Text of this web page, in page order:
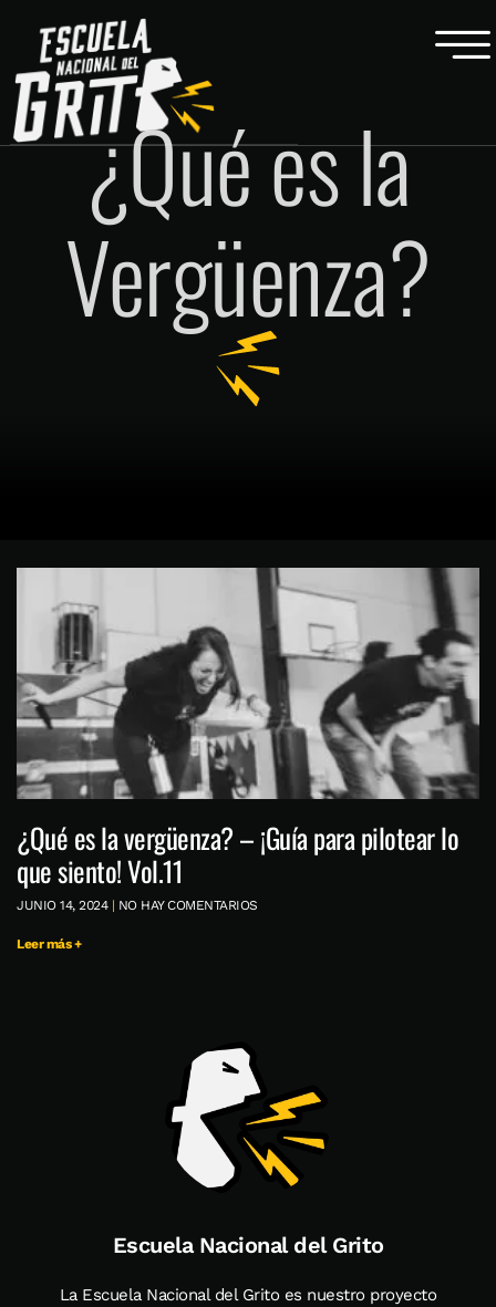
¿Qué es la
Vergüenza?
¿Qué es la vergüenza? – ¡Guía para pilotear lo
que siento! Vol.11
JUNIO 14, 2024 NO HAY COMENTARIOS
Leer más +
Escuela Nacional del Grito
La Escuela Nacional del Grito es nuestro proyecto